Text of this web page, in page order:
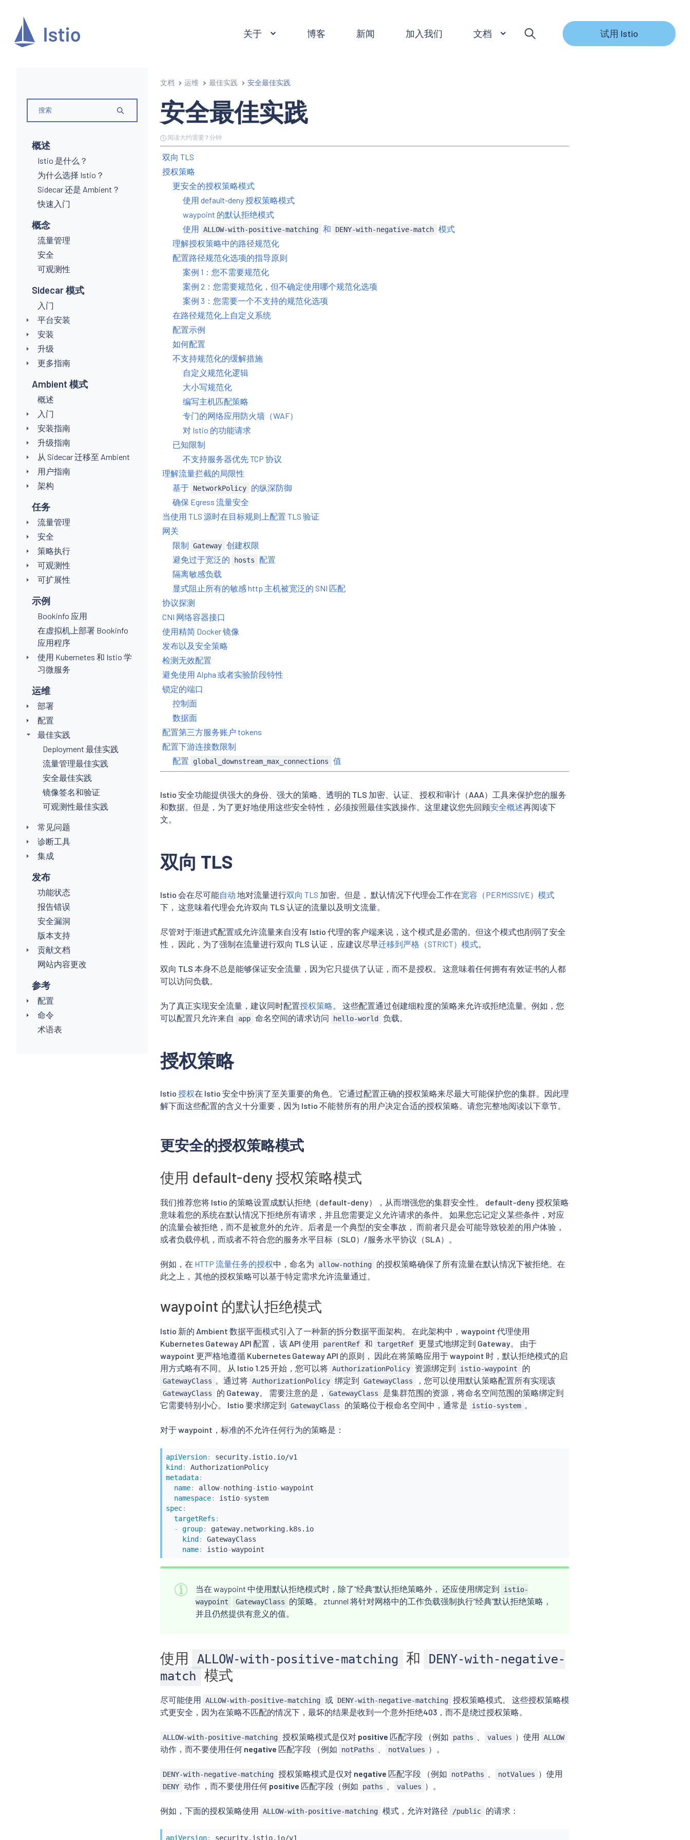
关于 博客 新闻 加入我们 文档 试用 Istio
概述
Istio 是什么？
为什么选择 Istio？
Sidecar 还是 Ambient？
快速入门
概念
流量管理
安全
可观测性
Sidecar 模式
入门
平台安装
安装
升级
更多指南
Ambient 模式
概述
入门
安装指南
升级指南
从 Sidecar 迁移至 Ambient
用户指南
架构
任务
流量管理
安全
策略执行
可观测性
可扩展性
示例
Bookinfo 应用
在虚拟机上部署 Bookinfo
应用程序
使用 Kubernetes 和 Istio 学
习微服务
运维
部署
配置
最佳实践
Deployment 最佳实践
流量管理最佳实践
安全最佳实践
镜像签名和验证
可观测性最佳实践
常见问题
诊断工具
集成
发布
功能状态
报告错误
安全漏洞
版本支持
贡献文档
网站内容更改
参考
配置
命令
术语表
文档 运维 最佳实践 安全最佳实践
安全最佳实践
阅读大约需要 7 分钟
双向 TLS
授权策略
更安全的授权策略模式
使用 default-deny 授权策略模式
waypoint 的默认拒绝模式
使用 ALLOW-with-positive-matching 和 DENY-with-negative-match 模式
理解授权策略中的路径规范化
配置路径规范化选项的指导原则
案例 1：您不需要规范化
案例 2：您需要规范化，但不确定使用哪个规范化选项
案例 3：您需要一个不支持的规范化选项
在路径规范化上自定义系统
配置示例
如何配置
不支持规范化的缓解措施
自定义规范化逻辑
大小写规范化
编写主机匹配策略
专门的网络应用防火墙（WAF）
对 Istio 的功能请求
已知限制
不支持服务器优先 TCP 协议
理解流量拦截的局限性
基于 NetworkPolicy
的纵深防御
确保 Egress 流量安全
当使用 TLS 源时在目标规则上配置 TLS 验证
网关
限制 Gateway 创建权限
避免过于宽泛的
hosts
配置
隔离敏感负载
显式阻止所有的敏感 http 主机被宽泛的 SNI 匹配
协议探测
CNI 网络容器接口
使用精简 Docker 镜像
发布以及安全策略
检测无效配置
避免使用 Alpha 或者实验阶段特性
锁定的端口
控制面
数据面
配置第三方服务账户 tokens
配置下游连接数限制
配置
global_downstream_max_connections 值
Istio 安全功能提供强大的身份、强大的策略、透明的 TLS 加密、认证、 授权和审计（AAA）工具来保护您的服务
和数据。但是，为了更好地使用这些安全特性， 必须按照最佳实践操作。这里建议您先回顾安全概述再阅读下
文。
双向 TLS
Istio 会在尽可能自动 地对流量进行双向 TLS 加密。但是， 默认情况下代理会工作在宽容（PERMISSIVE）模式
下， 这意味着代理会允许双向 TLS 认证的流量以及明文流量。
尽管对于渐进式配置或允许流量来自没有 Istio 代理的客户端来说，这个模式是必需的。但这个模式也削弱了安全
性， 因此，为了强制在流量进行双向 TLS 认证， 应建议尽早迁移到严格（STRICT）模式。
双向 TLS 本身不总是能够保证安全流量，因为它只提供了认证，而不是授权。 这意味着任何拥有有效证书的人都
可以访问负载。
为了真正实现安全流量，建议同时配置授权策略。 这些配置通过创建细粒度的策略来允许或拒绝流量。例如，您
可以配置只允许来自
app 命名空间的请求访问 hello-world 负载。
授权策略
Istio 授权在 Istio 安全中扮演了至关重要的角色。 它通过配置正确的授权策略来尽最大可能保护您的集群。因此理
解下面这些配置的含义十分重要，因为 Istio 不能替所有的用户决定合适的授权策略。请您完整地阅读以下章节。
更安全的授权策略模式
使用 default-deny 授权策略模式
我们推荐您将 Istio 的策略设置成默认拒绝（default-deny），从而增强您的集群安全性。 default-deny 授权策略
意味着您的系统在默认情况下拒绝所有请求，并且您需要定义允许请求的条件。 如果您忘记定义某些条件，对应
的流量会被拒绝，而不是被意外的允许。后者是一个典型的安全事故， 而前者只是会可能导致较差的用户体验，
或者负载停机，而或者不符合您的服务水平目标（SLO）/服务水平协议（SLA）。
例如，在 HTTP 流量任务的授权中，命名为 allow-nothing
的授权策略确保了所有流量在默认情况下被拒绝。在
此之上， 其他的授权策略可以基于特定需求允许流量通过。
waypoint 的默认拒绝模式
Istio 新的 Ambient 数据平面模式引入了一种新的拆分数据平面架构。 在此架构中，waypoint 代理使用
Kubernetes Gateway API 配置， 该 API 使用
parentRef 和 targetRef 更显式地绑定到 Gateway。 由于
waypoint 更严格地遵循 Kubernetes Gateway API 的原则， 因此在将策略应用于 waypoint 时，默认拒绝模式的启
用方式略有不同。 从 Istio 1.25 开始，您可以将 AuthorizationPolicy 资源绑定到 istio-waypoint 的
GatewayClass 。通过将 AuthorizationPolicy 绑定到 GatewayClass ，您可以使用默认策略配置所有实现该
GatewayClass 的 Gateway。 需要注意的是， GatewayClass
是集群范围的资源，将命名空间范围的策略绑定到
它需要特别小心。 Istio 要求绑定到 GatewayClass 的策略位于根命名空间中，通常是 istio-system 。
对于 waypoint，标准的不允许任何行为的策略是：
apiVersion:
kind :
AuthorizationPolicy
metadata:
name: allow-nothing-istio-waypoint
namespace: istio-
system
spec:
targetRefs :
-
group:
gateway.networking.k8s.io
kind :
GatewayClass
name: istio-waypoint
当在 waypoint 中使用默认拒绝模式时，除了“经典”默认拒绝策略外， 还应使用绑定到
istio-
waypoint
GatewayClass
的策略。 ztunnel 将针对网格中的工作负载强制执行“经典”默认拒绝策略，
并且仍然提供有意义的值。
使用 ALLOW-with-positive-matching 和
DENY-with-negative-
match
模式
尽可能使用 ALLOW-with-positive-matching 或 DENY-with-negative-matching 授权策略模式。 这些授权策略模
式更安全，因为在策略不匹配的情况下，最坏的结果是收到一个意外拒绝403，而不是绕过授权策略。
ALLOW-with-positive-matching 授权策略模式是仅对 positive 匹配字段 （例如 paths values ）使用 ALLOW
动作，而不要使用任何 negative 匹配字段 （例如 notPaths notValues ）。
DENY-with-negative-matching 授权策略模式是仅对 negative 匹配字段 （例如 notPaths notValues ）使用
DENY 动作 ，而不要使用任何 positive 匹配字段（例如 paths values ）。
例如，下面的授权策略使用 ALLOW-with-positive-matching 模式，允许对路径 /public 的请求：
apiVersion: